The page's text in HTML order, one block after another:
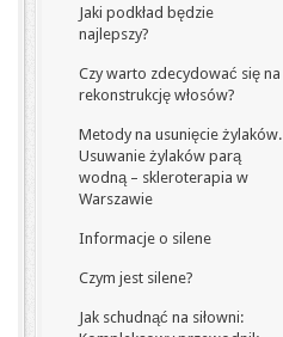
Jaki podkład będzie
najlepszy?
Czy warto zdecydować się na
rekonstrukcję włosów?
Metody na usunięcie żylaków.
Usuwanie żylaków parą
wodną – skleroterapia w
Warszawie
Informacje o silene
Czym jest silene?
Jak schudnąć na siłowni: